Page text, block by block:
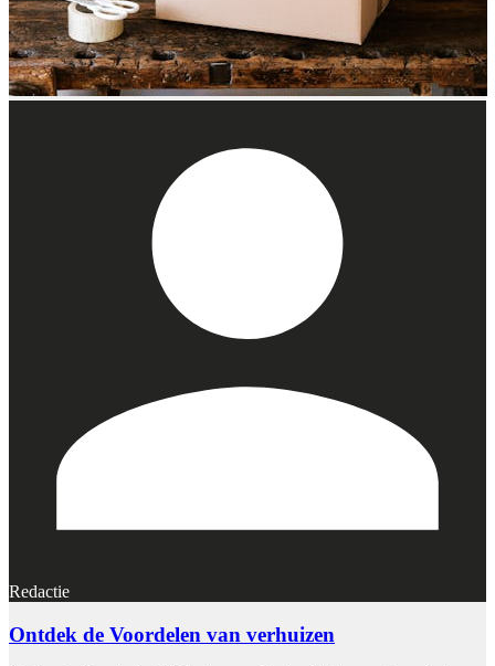
Redactie
Ontdek de Voordelen van verhuizen